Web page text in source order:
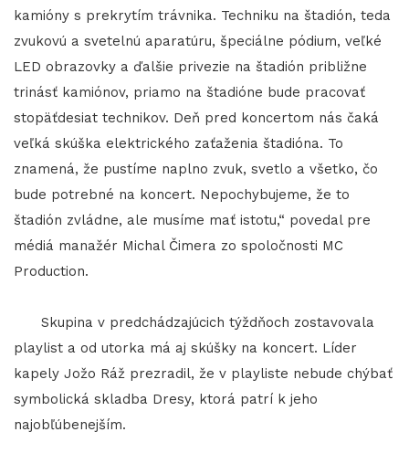
kamióny s prekrytím trávnika. Techniku na štadión, teda
zvukovú a svetelnú aparatúru, špeciálne pódium, veľké
LED obrazovky a ďalšie privezie na štadión približne
trinásť kamiónov, priamo na štadióne bude pracovať
stopäťdesiat technikov. Deň pred koncertom nás čaká
veľká skúška elektrického zaťaženia štadióna. To
znamená, že pustíme naplno zvuk, svetlo a všetko, čo
bude potrebné na koncert. Nepochybujeme, že to
štadión zvládne, ale musíme mať istotu,“ povedal pre
médiá manažér Michal Čimera zo spoločnosti MC
Production.
Skupina v predchádzajúcich týždňoch zostavovala
playlist a od utorka má aj skúšky na koncert. Líder
kapely Jožo Ráž prezradil, že v playliste nebude chýbať
symbolická skladba Dresy, ktorá patrí k jeho
najobľúbenejším.